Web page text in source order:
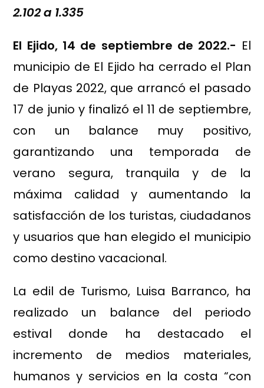
2.102 a 1.335
El Ejido, 14 de septiembre de 2022.- El
municipio de El Ejido ha cerrado el Plan
de Playas 2022, que arrancó el pasado
17 de junio y finalizó el 11 de septiembre,
con un balance muy positivo,
garantizando una temporada de
verano segura, tranquila y de la
máxima calidad y aumentando la
satisfacción de los turistas, ciudadanos
y usuarios que han elegido el municipio
como destino vacacional.
La edil de Turismo, Luisa Barranco, ha
realizado un balance del periodo
estival donde ha destacado el
incremento de medios materiales,
humanos y servicios en la costa “con